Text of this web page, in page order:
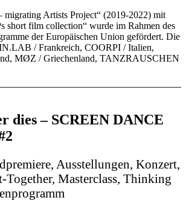
migrating Artists Project“ (2019-2022) mit
short film collection“ wurde im Rahmen des
der Europäischen Union gefördert. Die
/ Frankreich, COORPI / Italien,
MØZ / Griechenland, TANZRAUSCHEN
dies – SCREEN DANCE
Ausstellungen, Konzert,
Together, Masterclass, Thinking